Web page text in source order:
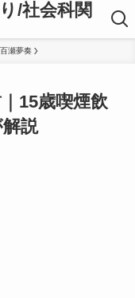
/社会科関
百瀬夢奏
15歳喫煙飲
説